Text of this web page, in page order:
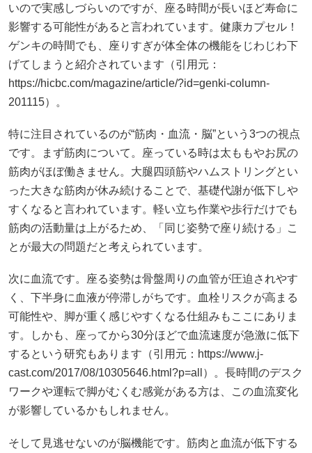
いので実感しづらいのですが、座る時間が長いほど寿命に
影響する可能性があると言われています。健康カプセル！
ゲンキの時間でも、座りすぎが体全体の機能をじわじわ下
げてしまうと紹介されています（引用元：
https://hicbc.com/magazine/article/?id=genki-column-
201115）。
特に注目されているのが“筋肉・血流・脳”という3つの視点
です。まず筋肉について。座っている時は太ももやお尻の
筋肉がほぼ働きません。大腿四頭筋やハムストリングとい
った大きな筋肉が休み続けることで、基礎代謝が低下しや
すくなると言われています。軽い立ち作業や歩行だけでも
筋肉の活動量は上がるため、「同じ姿勢で座り続ける」こ
とが最大の問題だと考えられています。
次に血流です。座る姿勢は骨盤周りの血管が圧迫されやす
く、下半身に血液が停滞しがちです。血栓リスクが高まる
可能性や、脚が重く感じやすくなる仕組みもここにありま
す。しかも、座ってから30分ほどで血流速度が急激に低下
するという研究もあります（引用元：https://www.j-
cast.com/2017/08/10305646.html?p=all）。長時間のデスク
ワークや運転で脚がむくむ感覚がある方は、この血流変化
が影響しているかもしれません。
そして見逃せないのが脳機能です。筋肉と血流が低下する